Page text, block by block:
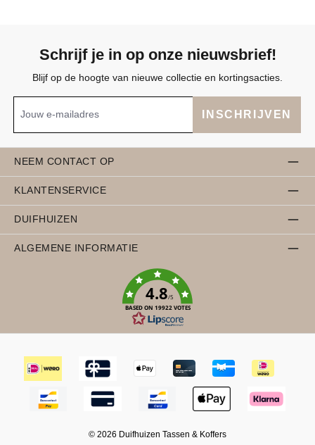
Schrijf je in op onze nieuwsbrief!
Blijf op de hoogte van nieuwe collectie en kortingsacties.
INSCHRIJVEN
NEEM CONTACT OP
KLANTENSERVICE
DUIFHUIZEN
ALGEMENE INFORMATIE
4.8/5
BASED ON 19922 VOTES
© 2026 Duifhuizen Tassen & Koffers